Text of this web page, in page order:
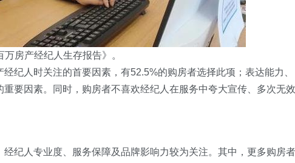
房产经纪人生存报告》。
纪人时关注的首要因素，有52.5%的购房者选择此项；表达能力、
要因素。同时，购房者不喜欢经纪人在服务中夸大宣传、多次无效
纪人专业度、服务保障及品牌影响力较为关注。其中，更多购房者